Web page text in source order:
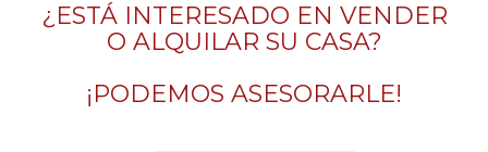
¿ESTÁ INTERESADO EN VENDER
O ALQUILAR SU CASA?
¡PODEMOS ASESORARLE!